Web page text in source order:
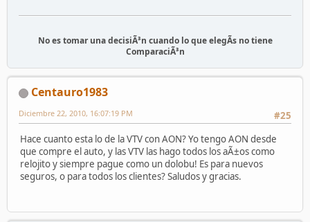
No es tomar una decisiÃ³n cuando lo que elegÃ­s no tiene
ComparaciÃ³n
Centauro1983
#25
Diciembre 22, 2010, 16:07:19 PM
Hace cuanto esta lo de la VTV con AON? Yo tengo AON desde
que compre el auto, y las VTV las hago todos los aÃ±os como
relojito y siempre pague como un dolobu! Es para nuevos
seguros, o para todos los clientes? Saludos y gracias.